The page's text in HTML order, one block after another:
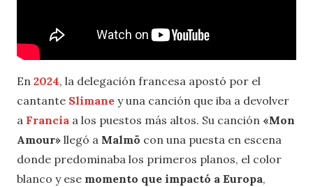
En 2024, la delegación francesa apostó por el
cantante Slimane y una canción que iba a devolver
a Francia a los puestos más altos. Su canción «Mon
Amour» llegó a Malmö con una puesta en escena
donde predominaba los primeros planos, el color
blanco y ese momento que impactó a Europa,